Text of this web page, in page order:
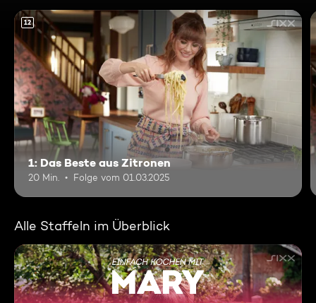
12
1: Das Beste aus Zitronen
20 Min. Folge vom 01.03.2025
Alle Staffeln im Überblick